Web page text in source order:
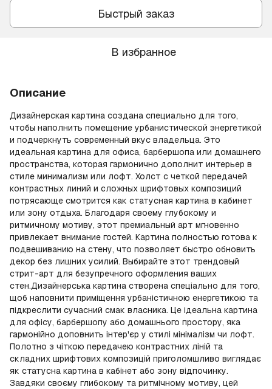
Быстрый заказ
В избранное
Описание
Дизайнерская картина создана специально для того,
чтобы наполнить помещение урбанистической энергетикой
и подчеркнуть современный вкус владельца. Это
идеальная картина для офиса, барбершопа или домашнего
пространства, которая гармонично дополнит интерьер в
стиле минимализм или лофт. Холст с четкой передачей
контрастных линий и сложных шрифтовых композиций
потрясающе смотрится как статусная картина в кабинет
или зону отдыха. Благодаря своему глубокому и
ритмичному мотиву, этот премиальный арт мгновенно
привлекает внимание гостей. Картина полностью готова к
подвешиванию на стену, что позволяет быстро обновить
декор без лишних усилий. Выбирайте этот трендовый
стрит-арт для безупречного оформления ваших
стен.Дизайнерська картина створена спеціально для того,
щоб наповнити приміщення урбаністичною енергетикою та
підкреслити сучасний смак власника. Це ідеальна картина
для офісу, барбершопу або домашнього простору, яка
гармонійно доповнить інтер'єр у стилі мінімалізм чи лофт.
Полотно з чіткою передачею контрастних ліній та
складних шрифтових композицій приголомшливо виглядає
як статусна картина в кабінет або зону відпочинку.
Завдяки своєму глибокому та ритмічному мотиву, цей